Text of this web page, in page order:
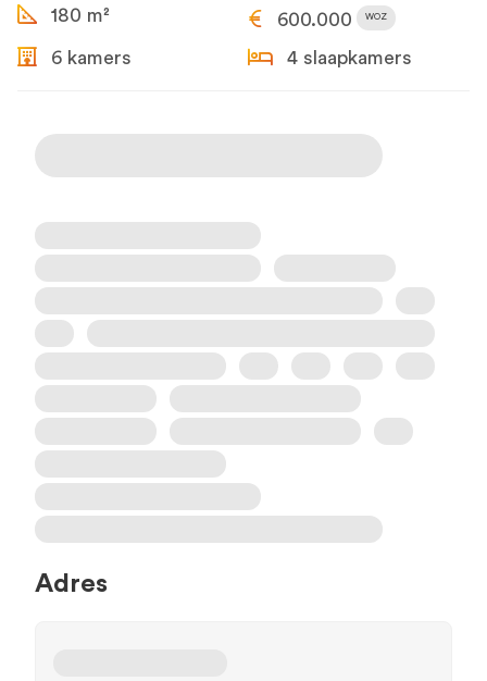
180 m² 600.000 WOZ
6 kamers 4 slaapkamers
Adres